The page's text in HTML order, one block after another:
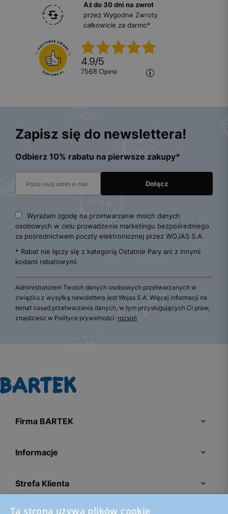
Aż do 30 dni na zwrot
przez Wygodne Zwroty
całkowicie za darmo*
4.9/5
7568 opinii
Zapisz się do newslettera!
Odbierz 10% rabatu na pierwsze zakupy*
Wyrażam zgodę na przetwarzanie moich danych
osobowych w celu prowadzenia marketingu bezpośredniego
za pośrednictwem poczty elektronicznej przez WOJAS S.A.
* Rabat nie łączy się z kategorią Ostatnie Pary ani z innymi
kodami rabatowymi.
Administratorem Twoich danych osobowych przetwarzanych w
związku z wysyłką newslettera jest Wojas S.A. Więcej informacji na
temat zasad przetwarzania danych, w tym przysługujących Ci praw,
znajdziesz w Polityce prywatności: rozwiń
Firma BARTEK
Informacje
Strefa Klienta
Ta strona używa plików cookie